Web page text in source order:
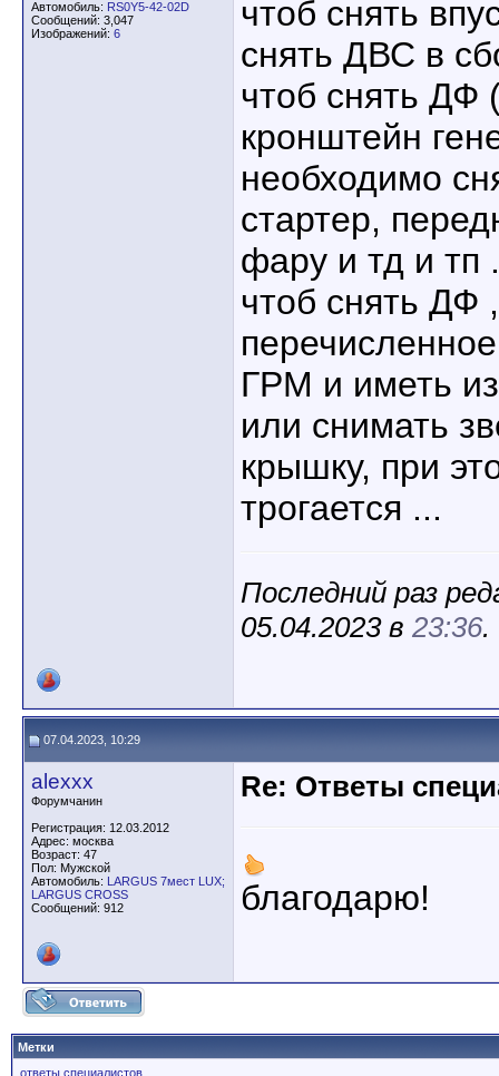
Автомобиль: RS0Y5-42-02D
Сообщений: 3,047
Изображений: 6
чтоб снять
снять ДВС в
чтоб снять ДФ
кронштейн
необходимо
стартер,
фару и тд и тп
чтоб снять ДФ
ГРМ и иметь
или снимать
крышку, при
трогается ...
Последний раз
05.04.2023 в 23:36.
07.04.2023, 10:29
alexxx
Форумчанин
Регистрация: 12.03.2012
Адрес: москва
Возраст: 47
Пол: Мужской
Автомобиль: LARGUS 7мест LUX;
LARGUS CROSS
Сообщений: 912
Re: Ответы
благодарю!
Метки
ответы специалистов